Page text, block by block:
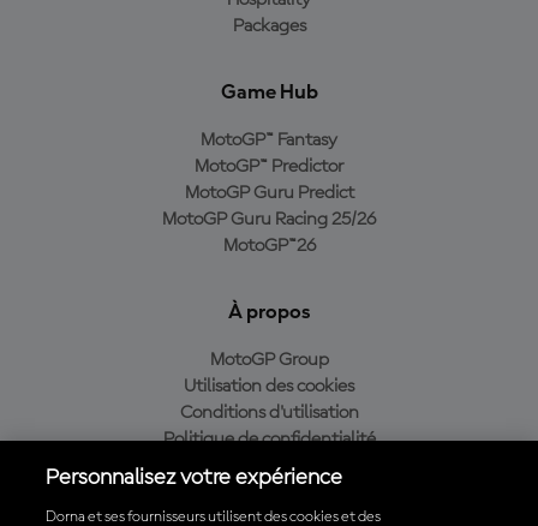
Packages
Game Hub
MotoGP™ Fantasy
MotoGP™ Predictor
MotoGP Guru Predict
MotoGP Guru Racing 25/26
MotoGP™26
À propos
MotoGP Group
Utilisation des cookies
Conditions d'utilisation
Politique de confidentialité
Politique d’achat
Personnalisez votre expérience
Dorna et ses fournisseurs utilisent des cookies et des